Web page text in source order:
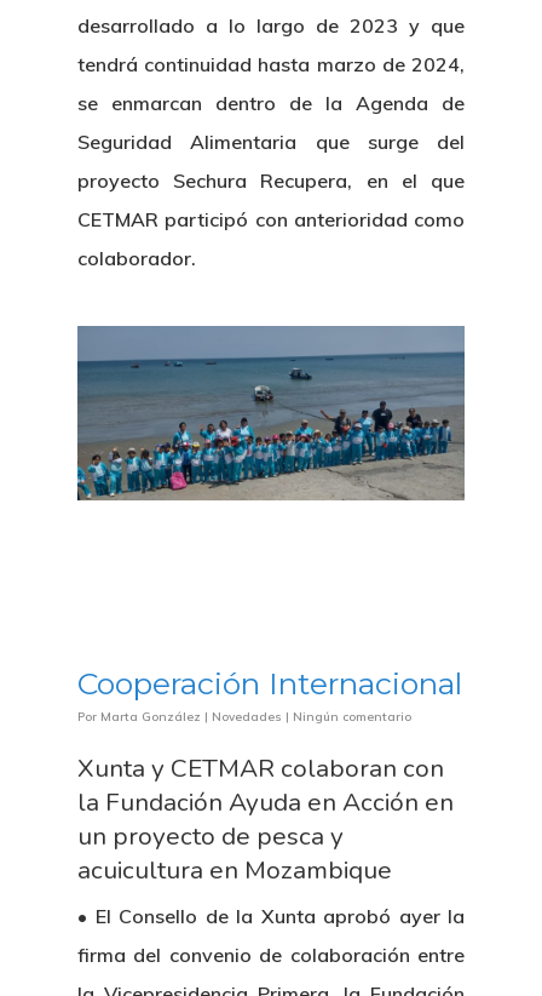
desarrollado a lo largo de 2023 y que
tendrá continuidad hasta marzo de 2024,
se enmarcan dentro de la Agenda de
Seguridad Alimentaria que surge del
proyecto Sechura Recupera, en el que
CETMAR participó con anterioridad como
colaborador.
Cooperación Internacional
Por Marta González | Novedades | Ningún comentario
Xunta y CETMAR colaboran con
la Fundación Ayuda en Acción en
un proyecto de pesca y
acuicultura en Mozambique
• El Consello de la Xunta aprobó ayer la
firma del convenio de colaboración entre